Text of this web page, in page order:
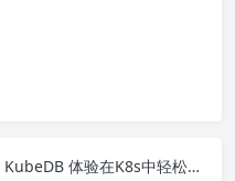
KubeDB 体验在K8s中轻松管理DB